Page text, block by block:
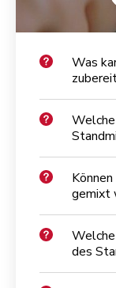
Was
gemixt
des